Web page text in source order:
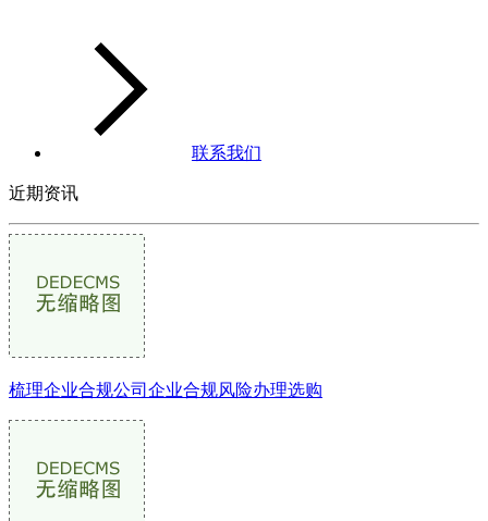
联系我们
近期资讯
梳理企业合规公司企业合规风险办理选购